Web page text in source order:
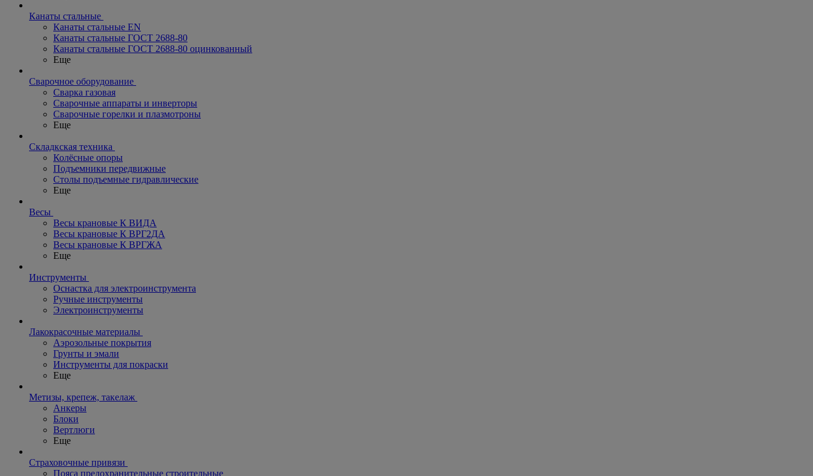
Канаты стальные
Канаты стальные EN
Канаты стальные ГОСТ 2688-80
Канаты стальные ГОСТ 2688-80 оцинкованный
Еще
Сварочное оборудование
Сварка газовая
Сварочные аппараты и инверторы
Сварочные горелки и плазмотроны
Еще
Складкская техника
Колёсные опоры
Подъемники передвижные
Столы подъемные гидравлические
Еще
Весы
Весы крановые К ВИДА
Весы крановые К ВРГ2ДА
Весы крановые К ВРГЖА
Еще
Инструменты
Оснастка для электроинструмента
Ручные инструменты
Электроинструменты
Лакокрасочные материалы
Аэрозольные покрытия
Грунты и эмали
Инструменты для покраски
Еще
Метизы, крепеж, такелаж
Анкеры
Блоки
Вертлюги
Еще
Страховочные привязи
Пояса предохранительные строительные